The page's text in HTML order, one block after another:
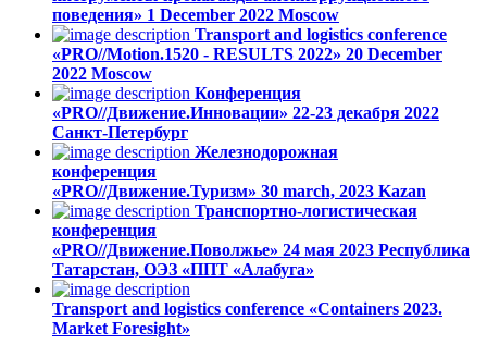
поведения» 1 December 2022 Moscow
Transport and logistics conference
«PRO//Motion.1520 - RESULTS 2022» 20 December
2022 Moscow
Конференция
«PRO//Движение.Инновации» 22-23 декабря 2022
Санкт-Петербург
Железнодорожная
конференция
«PRO//Движение.Туризм» 30 march, 2023 Kazan
Транспортно-логистическая
конференция
«PRO//Движение.Поволжье» 24 мая 2023 Республика
Татарстан, ОЭЗ «ППТ «Алабуга»
Transport and logistics conference «Containers 2023.
Market Foresight»